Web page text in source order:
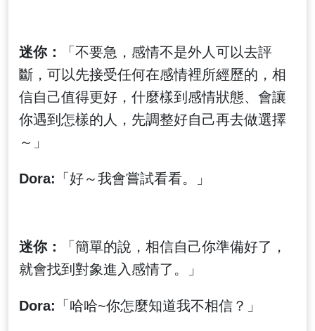
迷你：
「不要急，感情不是外人可以去評
斷，可以先接受任何在感情裡所經歷的，相
信自己值得更好，什麼樣到感情狀態、會讓
你遇到怎樣的人，先調整好自己再去做選擇
～」
Dora: 「好～我會嘗試看看。」
迷你：
「簡單的說，相信自己你準備好了，
就會找到對象進入感情了。」
Dora: 「哈哈~你怎麼知道我不相信？」